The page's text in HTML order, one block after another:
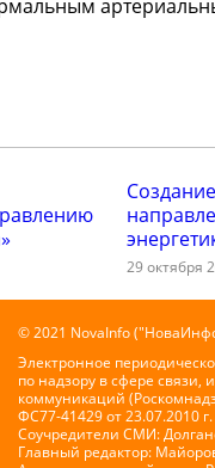
29 октября
© 2021 NovaInfo
Электронное
по надзору в сфере
коммуникаций
ФС77-41429 от 23.07.2010 г.
Соучредители СМИ:
Главный редактор: